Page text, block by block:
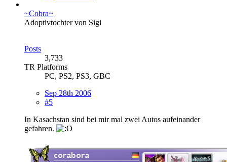
~Cobra~
Adoptivtochter von Sigi
Posts
3,733
TR Platforms
PC, PS2, PS3, GBC
Sep 28th 2006
#5
In Kasachstan sind bei mir mal zwei Autos aufeinander
gefahren.